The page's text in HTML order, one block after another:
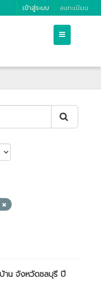
เข้าสู่ระบบ ลงทะเบียน
บ้าน จังหวัดชลบุรี ปี